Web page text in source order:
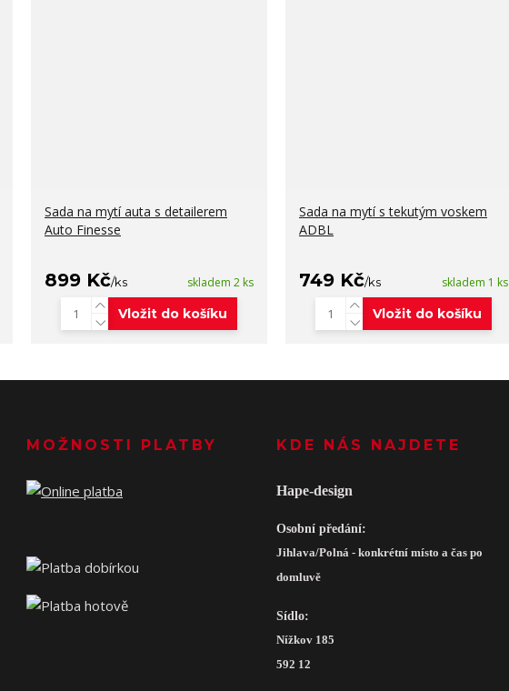
Sada na mytí auta s detailerem
Auto Finesse
899 Kč/ks skladem 2 ks
Vložit do košíku
Sada na mytí s tekutým voskem
ADBL
749 Kč/ks skladem 1 ks
Vložit do košíku
MOŽNOSTI PLATBY KDE NÁS NAJDETE
Hape-design
Osobní předání:
Jihlava/Polná - konkrétní místo a čas po
domluvě
Sídlo:
Nížkov 185
592 12